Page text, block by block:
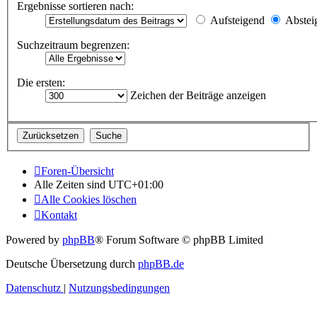
Ergebnisse sortieren nach:
Aufsteigend
Suchzeitraum begrenzen:
Die ersten:
Zeichen der Beiträge anzeigen
Foren-Übersicht
Alle Zeiten sind UTC+01:00
Alle Cookies löschen
Kontakt
Powered by phpBB® Forum Software © phpBB Limited
Deutsche Übersetzung durch phpBB.de
Datenschutz | Nutzungsbedingungen